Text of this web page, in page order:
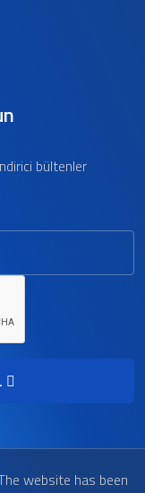
bültenler
website has been